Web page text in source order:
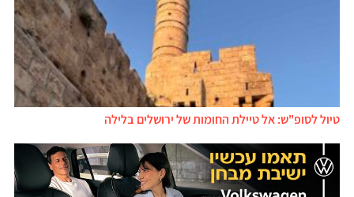
טיול לסופ"ש: אל טיילת החומות של ירושלים בלילה